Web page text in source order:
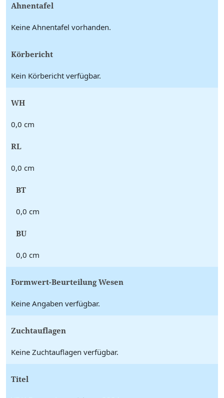
Ahnentafel
Keine Ahnentafel vorhanden.
Körbericht
Kein Körbericht verfügbar.
WH
0,0 cm
RL
0,0 cm
BT
0,0 cm
BU
0,0 cm
Formwert-Beurteilung Wesen
Keine Angaben verfügbar.
Zuchtauflagen
Keine Zuchtauflagen verfügbar.
Titel